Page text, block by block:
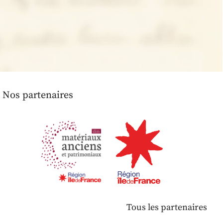
Nos partenaires
Tous les partenaires